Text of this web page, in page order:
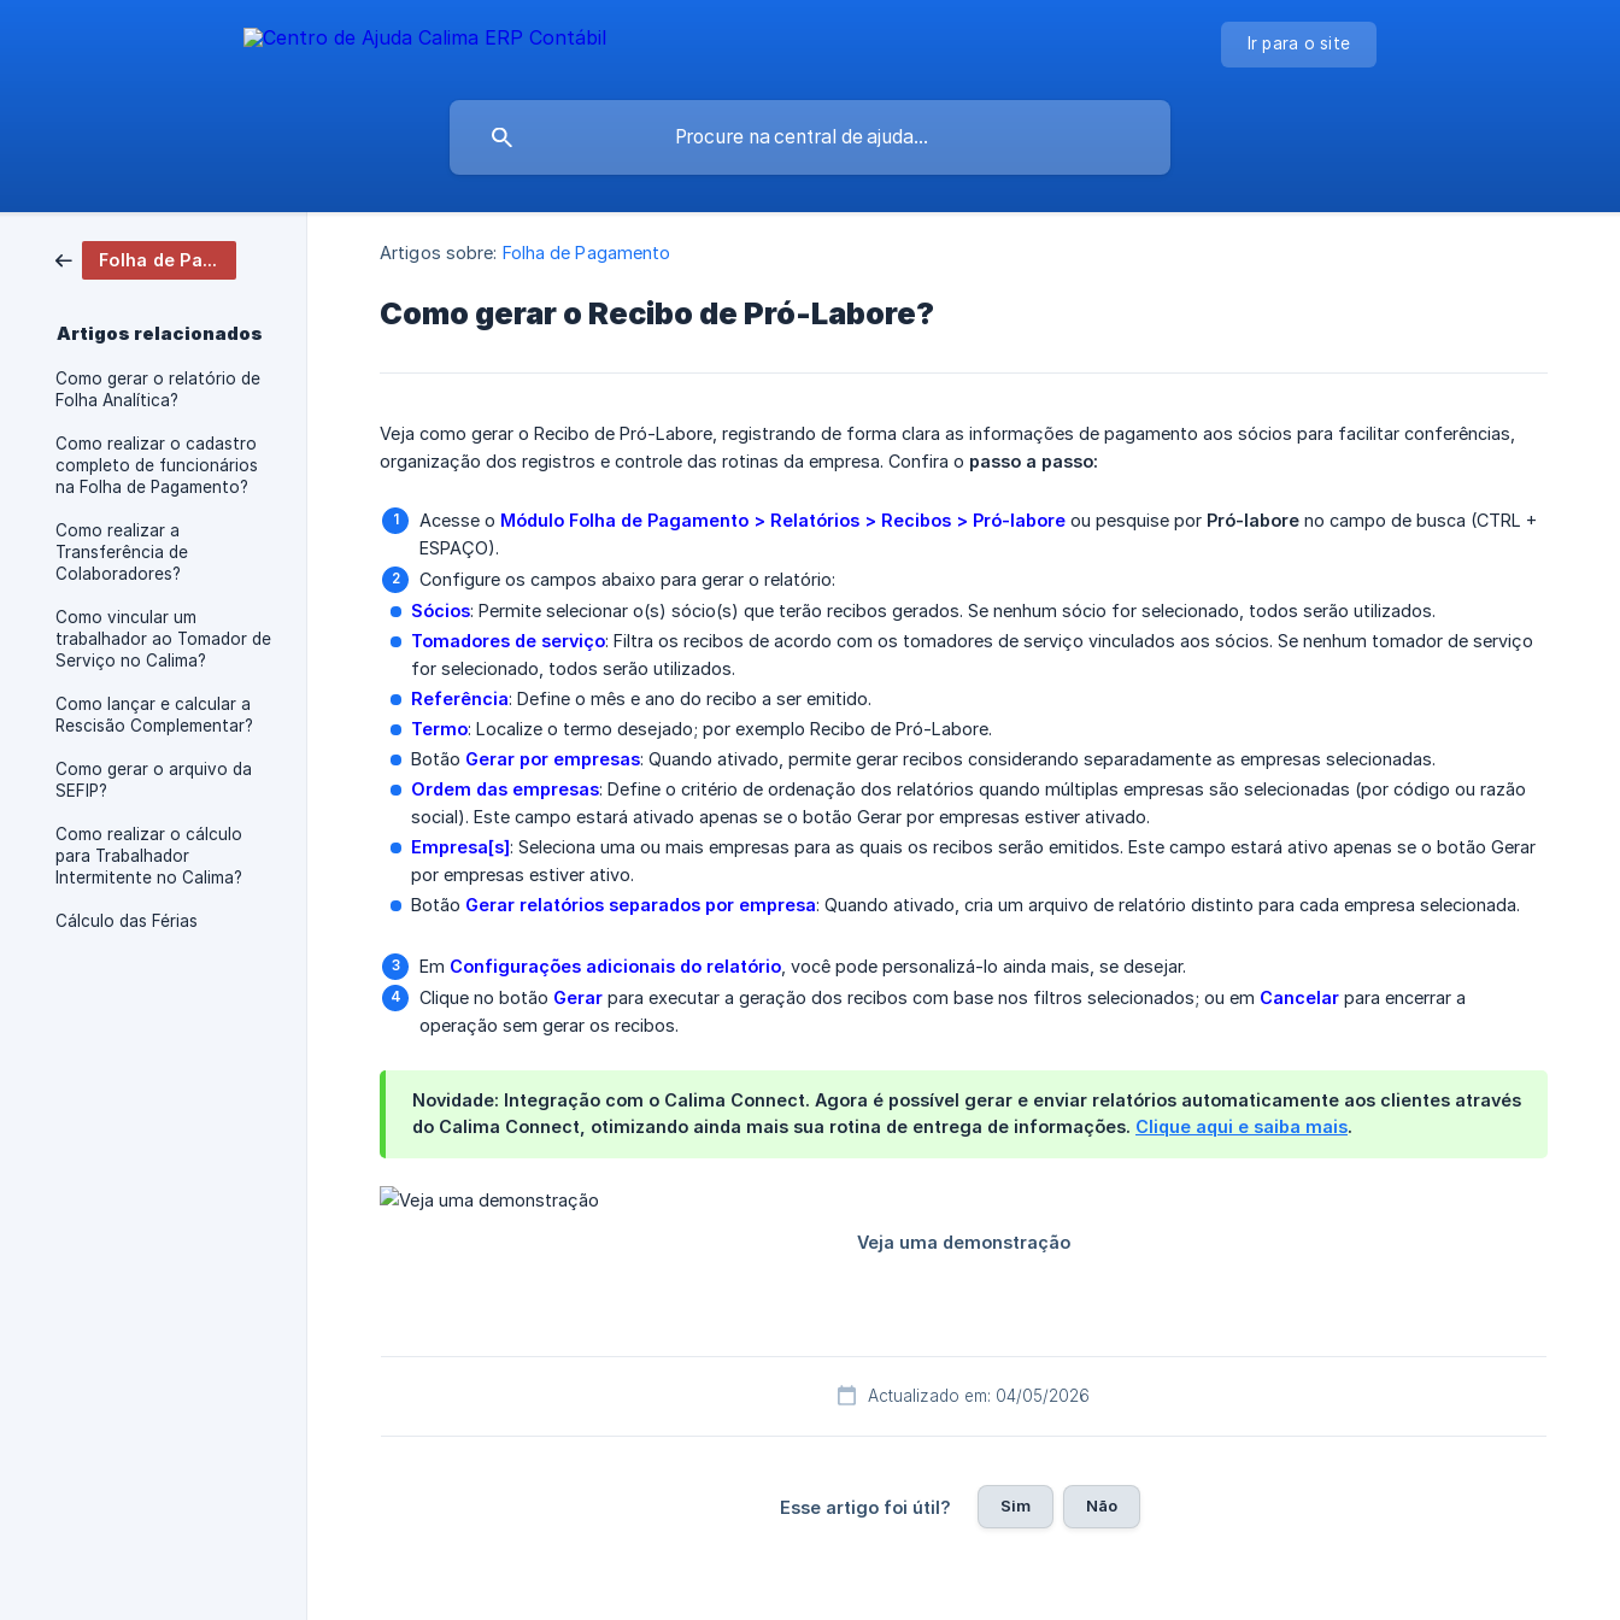
Ir para o site
Folha de Pagamento
Artigos relacionados
Como gerar o relatório de
Folha Analítica?
Como realizar o cadastro
completo de funcionários
na Folha de Pagamento?
Como realizar a
Transferência de
Colaboradores?
Como vincular um
trabalhador ao Tomador de
Serviço no Calima?
Como lançar e calcular a
Rescisão Complementar?
Como gerar o arquivo da
SEFIP?
Como realizar o cálculo
para Trabalhador
Intermitente no Calima?
Cálculo das Férias
Artigos sobre: Folha de Pagamento
Como gerar o Recibo de Pró-Labore?
Veja como gerar o Recibo de Pró-Labore, registrando de forma clara as informações de pagamento aos sócios para facilitar conferências,
organização dos registros e controle das rotinas da empresa. Confira o passo a passo:
Acesse o Módulo Folha de Pagamento > Relatórios > Recibos > Pró-labore ou pesquise por Pró-labore no campo de busca (CTRL +
ESPAÇO).
Configure os campos abaixo para gerar o relatório:
Sócios: Permite selecionar o(s) sócio(s) que terão recibos gerados. Se nenhum sócio for selecionado, todos serão utilizados.
Tomadores de serviço: Filtra os recibos de acordo com os tomadores de serviço vinculados aos sócios. Se nenhum tomador de serviço
for selecionado, todos serão utilizados.
Referência: Define o mês e ano do recibo a ser emitido.
Termo: Localize o termo desejado; por exemplo Recibo de Pró-Labore.
Botão Gerar por empresas: Quando ativado, permite gerar recibos considerando separadamente as empresas selecionadas.
Ordem das empresas: Define o critério de ordenação dos relatórios quando múltiplas empresas são selecionadas (por código ou razão
social). Este campo estará ativado apenas se o botão Gerar por empresas estiver ativado.
Empresa[s]: Seleciona uma ou mais empresas para as quais os recibos serão emitidos. Este campo estará ativo apenas se o botão Gerar
por empresas estiver ativo.
Botão Gerar relatórios separados por empresa: Quando ativado, cria um arquivo de relatório distinto para cada empresa selecionada.
Em Configurações adicionais do relatório , você pode personalizá-lo ainda mais, se desejar.
Clique no botão Gerar para executar a geração dos recibos com base nos filtros selecionados; ou em Cancelar para encerrar a
operação sem gerar os recibos.
Novidade: Integração com o Calima Connect. Agora é possível gerar e enviar relatórios automaticamente aos clientes através
do Calima Connect , otimizando ainda mais sua rotina de entrega de informações. Clique aqui e saiba mais.
Actualizado em: 04/05/2026
Esse artigo foi útil? Sim Não